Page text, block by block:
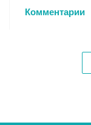
Комментарии